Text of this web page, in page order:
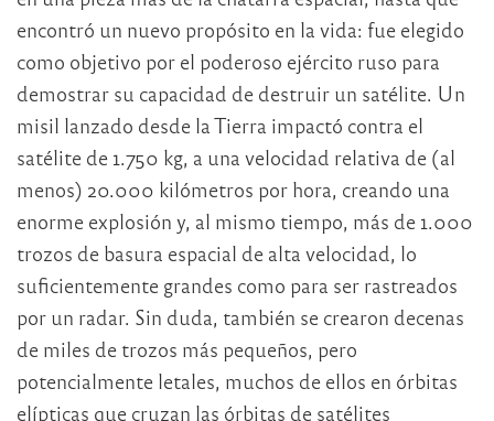
encontró un nuevo propósito en la vida: fue elegido
como objetivo por el poderoso ejército ruso para
demostrar su capacidad de destruir un satélite. Un
misil lanzado desde la Tierra impactó contra el
satélite de 1.750 kg, a una velocidad relativa de (al
menos) 20.000 kilómetros por hora, creando una
enorme explosión y, al mismo tiempo, más de 1.000
trozos de basura espacial de alta velocidad, lo
suficientemente grandes como para ser rastreados
por un radar. Sin duda, también se crearon decenas
de miles de trozos más pequeños, pero
potencialmente letales, muchos de ellos en órbitas
elípticas que cruzan las órbitas de satélites